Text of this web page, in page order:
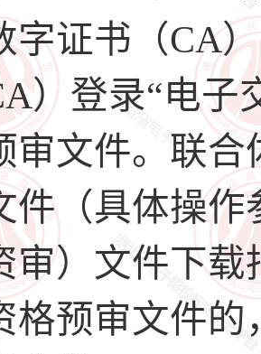
字证书（CA
）登录“电子
审文件。联
件（具体操
审）文件下载
格预审文件的